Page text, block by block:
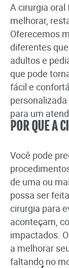
A cirurgia
melhorar,
Oferecemos
diferentes
adultos e
que pode
fácil e
para um
POR QUE A
Você pode
de uma ou
possa ser
cirurgia para
aconteçam,
impactados.
a melhorar
faltando no